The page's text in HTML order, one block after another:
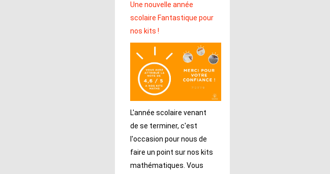
Une nouvelle année
scolaire Fantastique pour
nos kits !
L'année scolaire venant
de se terminer, c'est
l'occasion pour nous de
faire un point sur nos kits
mathématiques. Vous